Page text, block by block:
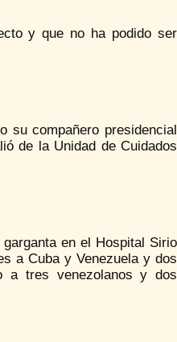
y que no ha podido ser
su compañero presidencial
de la Unidad de Cuidados
en el Hospital Sirio
a Cuba y Venezuela y dos
a tres venezolanos y dos